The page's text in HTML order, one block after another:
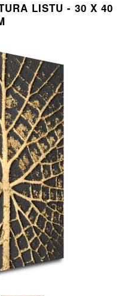
LISTU - 30 X 40